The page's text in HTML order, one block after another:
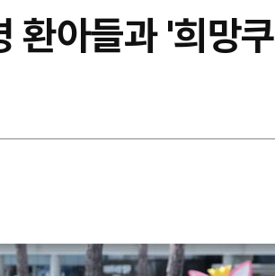
환아들과 '희망